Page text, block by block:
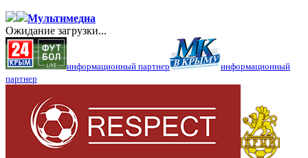
Мультимедиа
Ожидание загрузки...
информационный партнер
информационный
партнер